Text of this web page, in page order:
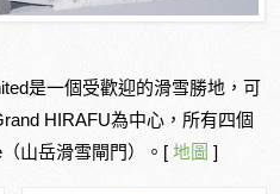
是一個受歡迎的滑雪勝地，可
HIRAFU為中心，所有四個
山岳滑雪閘門）。[ 地圖 ]